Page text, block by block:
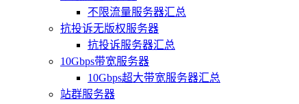
不限流量服务器汇总
抗投诉无版权服务器
抗投诉服务器汇总
10Gbps带宽服务器
10Gbps超大带宽服务器汇总
站群服务器